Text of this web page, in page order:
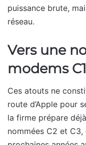
puissance brute,
réseau.
Vers une
modems
Ces atouts ne
route d’Apple pour
la firme prépare
nommées C2 et